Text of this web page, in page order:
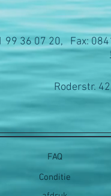
99 36 07 20, Fax:
Roderstr.
FAQ
Conditie